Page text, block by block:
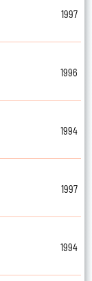
1997
1996
1994
1997
1994